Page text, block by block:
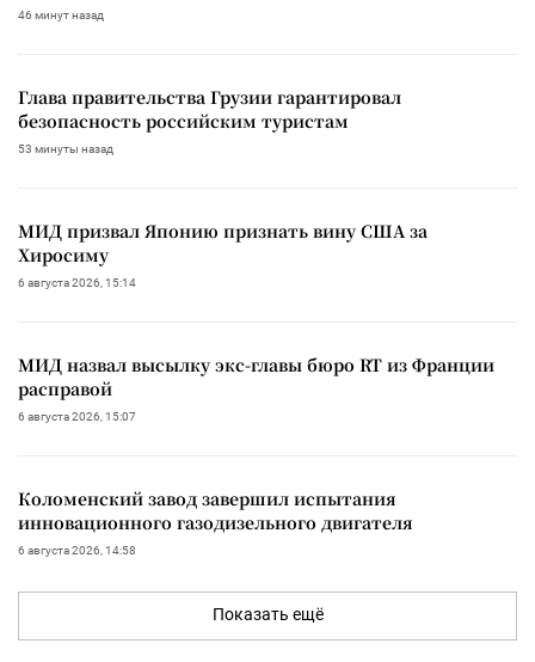
46 минут назад
Глава правительства Грузии гарантировал
безопасность российским туристам
53 минуты назад
МИД призвал Японию признать вину США за
Хиросиму
6 августа 2026, 15:14
МИД назвал высылку экс-главы бюро RT из Франции
расправой
6 августа 2026, 15:07
Коломенский завод завершил испытания
инновационного газодизельного двигателя
6 августа 2026, 14:58
Показать ещё